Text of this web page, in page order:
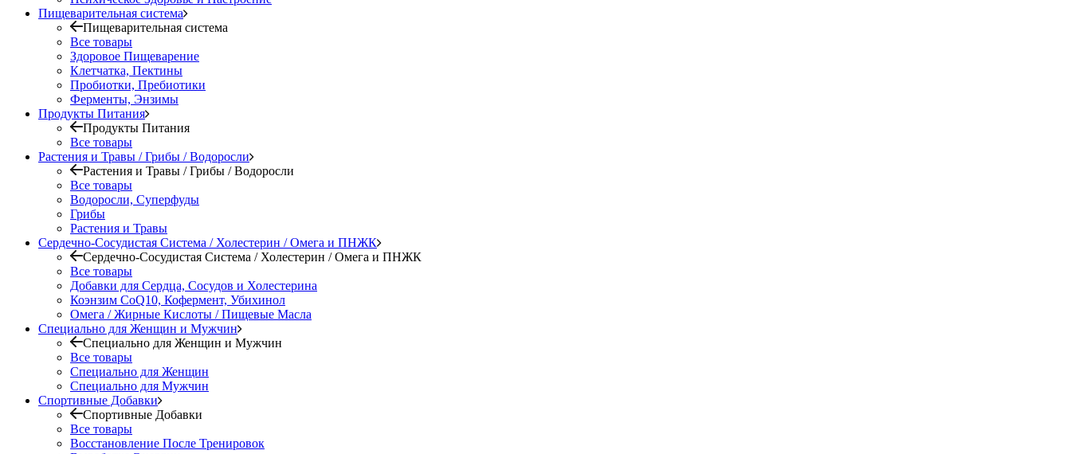
Пищеварительная система
Пищеварительная система
Все товары
Здоровое Пищеварение
Клетчатка, Пектины
Пробиотки, Пребиотики
Ферменты, Энзимы
Продукты Питания
Продукты Питания
Все товары
Растения и Травы / Грибы / Водоросли
Растения и Травы / Грибы / Водоросли
Все товары
Водоросли, Суперфуды
Грибы
Растения и Травы
Сердечно-Сосудистая Система / Холестерин / Омега и ПНЖК
Сердечно-Сосудистая Система / Холестерин / Омега и ПНЖК
Все товары
Добавки для Сердца, Сосудов и Холестерина
Коэнзим CoQ10, Кофермент, Убихинол
Омега / Жирные Кислоты / Пищевые Масла
Специально для Женщин и Мужчин
Специально для Женщин и Мужчин
Все товары
Специально для Женщин
Специально для Мужчин
Спортивные Добавки
Спортивные Добавки
Все товары
Восстановление После Тренировок